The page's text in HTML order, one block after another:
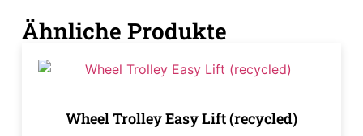
Ähnliche Produkte
Wheel Trolley Easy Lift (recycled)